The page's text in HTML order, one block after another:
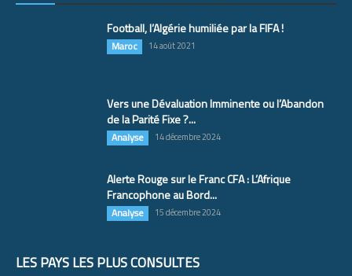
Football, l’Algérie humiliée par la FIFA !
Maroc 14 août 2021
Vers une Dévaluation Imminente ou l’Abandon
de la Parité Fixe ?...
Analyse 14 décembre 2024
Alerte Rouge sur le Franc CFA : L’Afrique
Francophone au Bord...
Analyse 15 décembre 2024
LES PAYS LES PLUS CONSULTÉS